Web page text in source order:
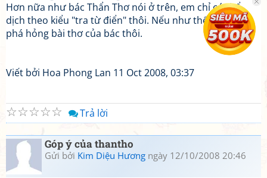
Hơn nữa như bác Thẩn Thơ nói ở trên, em chỉ có thể
dịch theo kiểu "tra từ điển" thôi. Nếu như thế thì chỉ có
phá hỏng bài thơ của bác thôi.
Viết bởi Hoa Phong Lan 11 Oct 2008, 03:37
☆
☆
☆
☆
☆ Trả lời
Góp ý của thantho
Gửi bởi Kim Diệu Hương ngày 12/10/2008 20:46